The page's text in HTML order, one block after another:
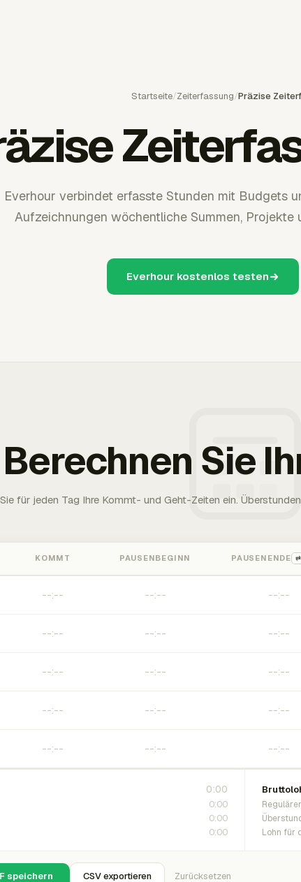
Startseite/Zeiterfassung/Präzise
Everhour verbindet erfasste Stunden mit Budgets
Aufzeichnungen wöchentliche Summen, Projekte
Everhour kostenlos testen
Berechnen Sie
für jeden Tag Ihre Kommt- und Geht-Zeiten ein.
KOMMT PAUSENBEGINN PAUSENENDE ⇄
0:00
0:00
0:00
0:00 Lohn für
speichern CSV exportieren Zurücksetzen